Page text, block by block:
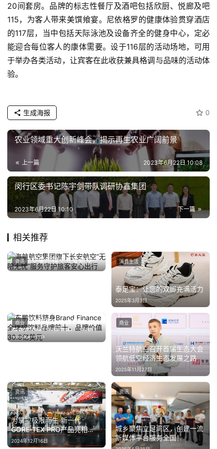
20间套房。品牌的标志性餐厅及酒吧包括欣厨、悦廊及吧
115，为客人带来美馔飨宴。尼依格罗的健康体验贯穿酒店
的117层，当中包括天际泳池及设备齐全的健身中心，定必
能迎合每位客人的康体需要。设于116层的活动场地，可用
于举办各类活动，让宾客在此收获兼具格调与品味的活动体
验。
0
生成海报
农业领域重大创新峰会，揭示再生农业广阔前景
上一篇 2023年6月22日 10:08
闵行区委书记陈宇剑带队调研协鑫集团
下一篇
2023年6月22日 10:10
相关推荐
海航航空集团旗下长安航空
“无陪无忧”服务守护旅客安心
2025年3月13日
资讯
泰足宝：让您的双脚充满活力
2025年3月3日
消费生活
东鹏饮料跻身Brand Finance
全球软饮料品牌前十，品牌价
值30.8亿美元
2025年8月11日
商业
沃兰特航空召开首届生态大会
领航低空经济生态发展之路
2025年11月27日
商业
为掌控极限而生 新一代
GORE-TEX PRO产品亮相
2024年ISPO国际体育用品博
2024年12月16日
资讯
城乡聚焦立足湾区，创建一流
新媒体平台服务全国！
资讯